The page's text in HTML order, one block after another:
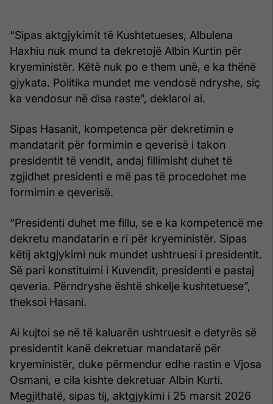
“Sipas aktgjykimit të Kushtetueses, Albulena
Haxhiu nuk mund ta dekretojë Albin Kurtin për
kryeministër. Këtë nuk po e them unë, e ka thënë
gjykata. Politika mundet me vendosë ndryshe, siç
ka vendosur në disa raste”, deklaroi ai.
Sipas Hasanit, kompetenca për dekretimin e
mandatarit për formimin e qeverisë i takon
presidentit të vendit, andaj fillimisht duhet të
zgjidhet presidenti e më pas të procedohet me
formimin e qeverisë.
“Presidenti duhet me fillu, se e ka kompetencë me
dekretu mandatarin e ri për kryeministër. Sipas
këtij aktgjykimi nuk mundet ushtruesi i presidentit.
Së pari konstituimi i Kuvendit, presidenti e pastaj
qeveria. Përndryshe është shkelje kushtetuese”,
theksoi Hasani.
Ai kujtoi se në të kaluarën ushtruesit e detyrës së
presidentit kanë dekretuar mandatarë për
kryeministër, duke përmendur edhe rastin e Vjosa
Osmani, e cila kishte dekretuar Albin Kurti.
Megjithatë, sipas tij, aktgjykimi i 25 marsit 2026